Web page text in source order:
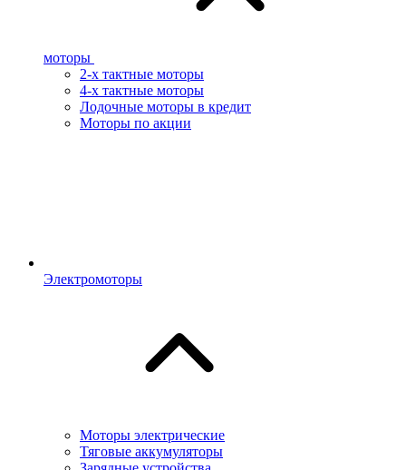
моторы
2-х тактные моторы
4-х тактные моторы
Лодочные моторы в кредит
Моторы по акции
Электромоторы
Моторы электрические
Тяговые аккумуляторы